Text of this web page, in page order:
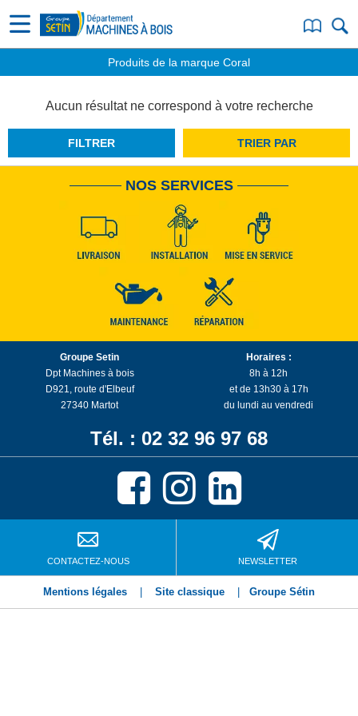
Produits de la marque Coral
Aucun résultat ne correspond à votre recherche
FILTRER TRIER PAR
NOS SERVICES
Groupe Setin
Dpt Machines à bois
D921, route d'Elbeuf
27340 Martot
Horaires :
8h à 12h
et de 13h30 à 17h
du lundi au vendredi
Tél. : 02 32 96 97 68
CONTACTEZ-NOUS NEWSLETTER
Mentions légales Site classique Groupe Sétin